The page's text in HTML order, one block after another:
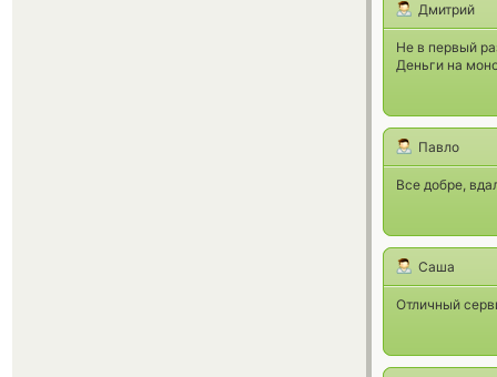
Дмитрий
Не в первый
Деньги на
Павло
Все добре,
Саша
Отличный